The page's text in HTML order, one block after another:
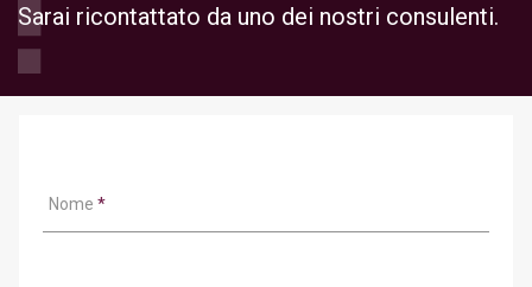
Sarai ricontattato da uno dei nostri consulenti.
Nome *